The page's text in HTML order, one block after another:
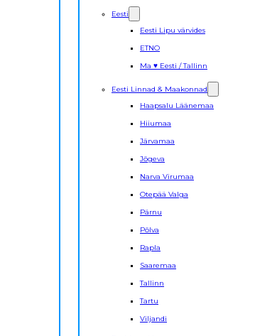
Eesti
Eesti Lipu värvides
ETNO
Ma ♥ Eesti / Tallinn
Eesti Linnad & Maakonnad
Haapsalu Läänemaa
Hiiumaa
Järvamaa
Jõgeva
Narva Virumaa
Otepää Valga
Pärnu
Põlva
Rapla
Saaremaa
Tallinn
Tartu
Viljandi